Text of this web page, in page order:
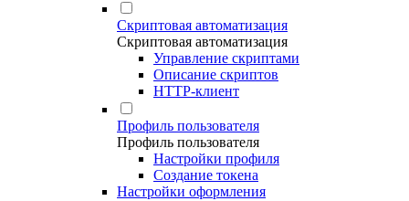
Скриптовая автоматизация
Скриптовая автоматизация
Управление скриптами
Описание скриптов
HTTP-клиент
Профиль пользователя
Профиль пользователя
Настройки профиля
Создание токена
Настройки оформления